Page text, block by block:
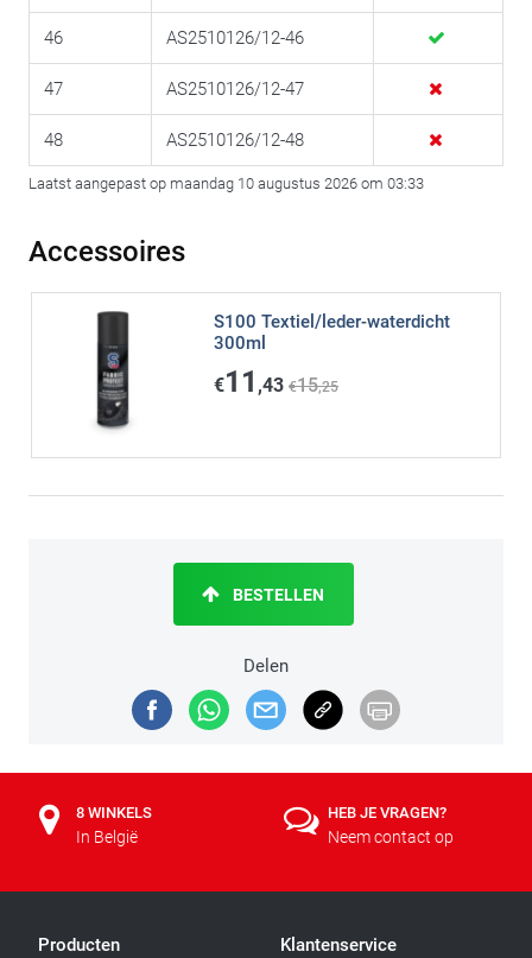
46 AS2510126/12-46
47 AS2510126/12-47
48 AS2510126/12-48
Laatst aangepast op maandag 10 augustus 2026 om 03:33
Accessoires
S100 Textiel/leder-waterdicht
300ml
€11 ,43 €15,25
Delen
BESTELLEN
8 WINKELS
In België
HEB JE VRAGEN?
Neem contact op
Producten Klantenservice